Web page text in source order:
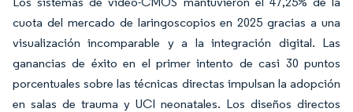
cuota del mercado de laringoscopios en 2025 gracias a una
visualización incomparable y a la integración digital. Las
ganancias de éxito en el primer intento de casi 30 puntos
porcentuales sobre las técnicas directas impulsan la adopción
en salas de trauma y UCI neonatales. Los diseños directos